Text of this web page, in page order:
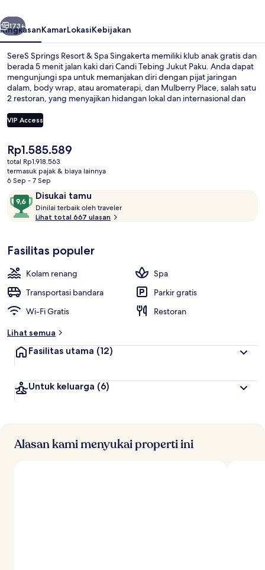
Singakerta
Berikutnya
173+
RingkasanKamarLokasiKebijakan
SereS Springs Resort & Spa Singakerta memiliki klub anak gratis dan
berada 5 menit jalan kaki dari Candi Tebing Jukut Paku. Anda dapat
mengunjungi spa untuk memanjakan diri dengan pijat jaringan
dalam, body wrap, atau aromaterapi, dan Mulberry Place, salah satu
2 restoran, yang menyajikan hidangan lokal dan internasional dan
lain di hotel mewah ini meliputi 3 kolam renang outdoor, bar tepi
kolam renang, dan pusat kebugaran. Para traveler terkesan dengan
VIP Access
Harga
saat
ini
Rp1.585.589
Rp1.585.589
total Rp1.918.563
termasuk pajak & biaya lainnya
6 Sep - 7 Sep
Ulasan Disukai tamu
9,6
dari
10,
tamu
Dinilai terbaik oleh traveler
i
r
a
Lihat total 667 ulasan
Fasilitas populer
Kolam renang
Spa
Transportasi bandara
Parkir gratis
Wi-Fi Gratis
Restoran
Lihat semua
Fasilitas utama (12)
Untuk keluarga (6)
Alasan kami menyukai properti ini